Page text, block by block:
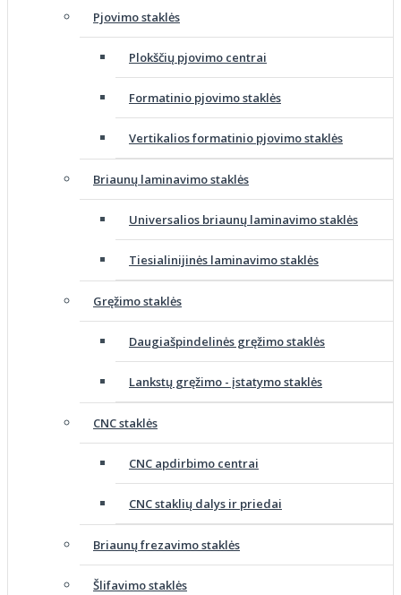
Pjovimo staklės
Plokščių pjovimo centrai
Formatinio pjovimo staklės
Vertikalios formatinio pjovimo staklės
Briaunų laminavimo staklės
Universalios briaunų laminavimo staklės
Tiesialinijinės laminavimo staklės
Gręžimo staklės
Daugiašpindelinės gręžimo staklės
Lankstų gręžimo - įstatymo staklės
CNC staklės
CNC apdirbimo centrai
CNC staklių dalys ir priedai
Briaunų frezavimo staklės
Šlifavimo staklės